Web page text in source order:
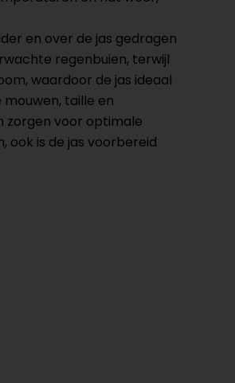
en over de jas gedragen
regenbuien, terwijl
waardoor de jas ideaal
taille en
zorgen voor optimale
is de jas voorbereid